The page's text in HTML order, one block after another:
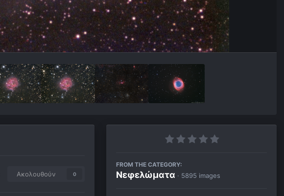
Ακολουθούν 0
FROM THE CATEGORY:
Νεφελώματα · 5895 images